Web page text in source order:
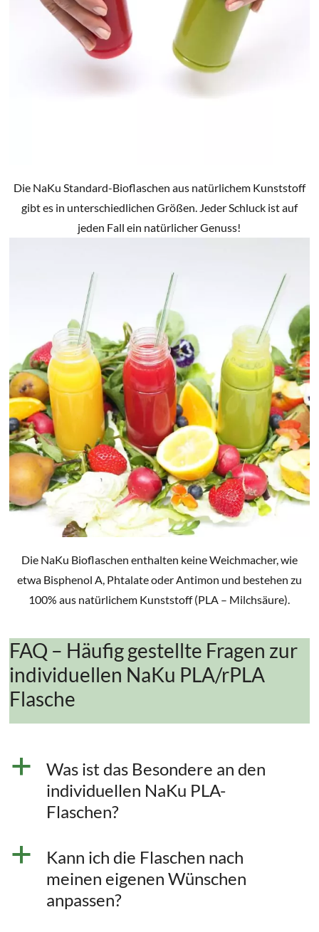
Die NaKu Standard-Bioflaschen aus natürlichem Kunststoff
gibt es in unterschiedlichen Größen. Jeder Schluck ist auf
jeden Fall ein natürlicher Genuss!
Die NaKu Bioflaschen enthalten keine Weichmacher, wie
etwa Bisphenol A, Phtalate oder Antimon und bestehen zu
100% aus natürlichem Kunststoff (PLA – Milchsäure).
FAQ – Häufig gestellte Fragen zur
individuellen NaKu PLA/rPLA
Flasche
a
Was ist das Besondere an den
individuellen NaKu PLA-
Flaschen?
a
Kann ich die Flaschen nach
meinen eigenen Wünschen
anpassen?